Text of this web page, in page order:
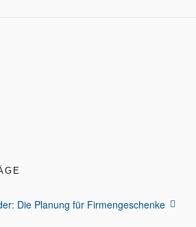
Die Planung für Firmengeschenke